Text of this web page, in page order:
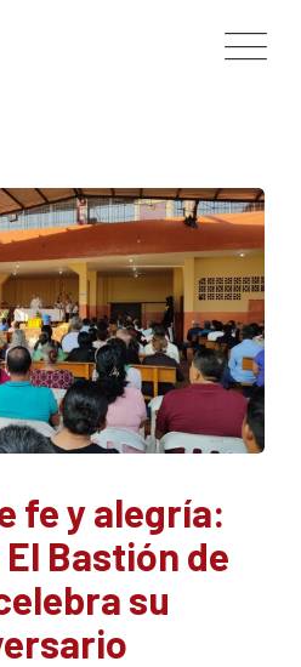
fe y alegría:
Bastión de
su